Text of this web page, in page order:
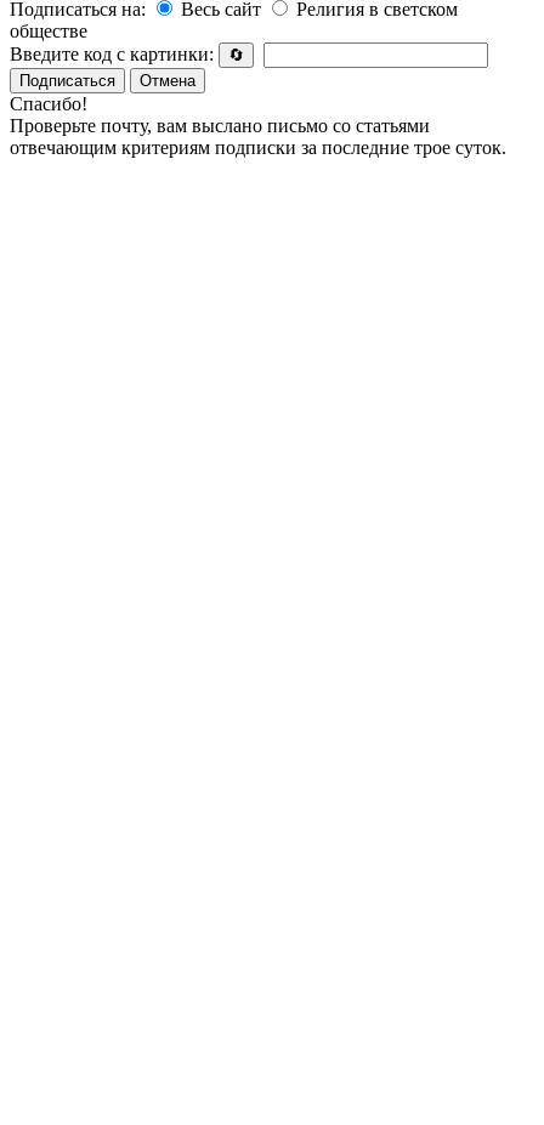
Подписаться на:
Весь сайт
Религия в светском
обществе
Введите код с картинки:
🔄
Подписаться
Отмена
Спасибо!
Проверьте почту, вам выслано письмо со статьями
отвечающим критериям подписки за последние трое суток.